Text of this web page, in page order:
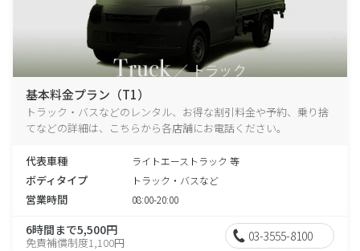
基本料金プラン（T1）
トラック・バスなどのレンタル、お得な割引料金や予約、乗り捨
てなどの詳細は、こちらから各店舗にお電話ください。
代表車種 ライトエーストラック 等
ボディタイプ トラック・バスなど
営業時間 08:00-20:00
6時間まで5,500円
免責補償制度1,100円 03-3555-8100